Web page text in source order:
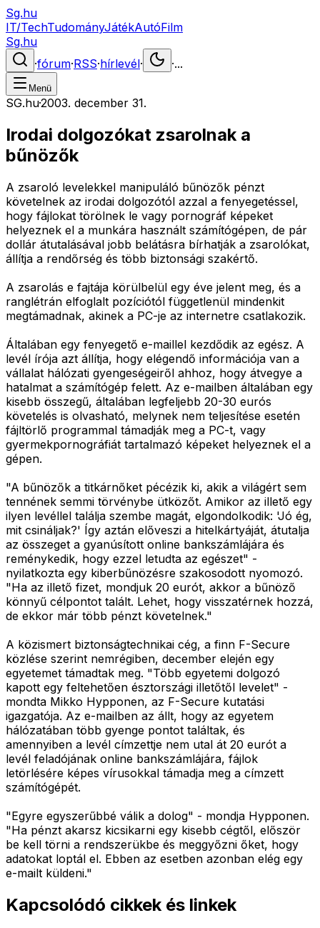
Sg.hu
IT/TechTudományJátékAutóFilm
Sg.hu
·fórum·RSS·hírlevél· ·...
Menü
SG.hu·2003. december 31.
Irodai dolgozókat zsarolnak a
bűnözők
A zsaroló levelekkel manipuláló bűnözők pénzt
követelnek az irodai dolgozótól azzal a fenyegetéssel,
hogy fájlokat törölnek le vagy pornográf képeket
helyeznek el a munkára használt számítógépen, de pár
dollár átutalásával jobb belátásra bírhatják a zsarolókat,
állítja a rendőrség és több biztonsági szakértő.
A zsarolás e fajtája körülbelül egy éve jelent meg, és a
ranglétrán elfoglalt pozíciótól függetlenül mindenkit
megtámadnak, akinek a PC-je az internetre csatlakozik.
Általában egy fenyegető e-maillel kezdődik az egész. A
levél írója azt állítja, hogy elégendő információja van a
vállalat hálózati gyengeségeiről ahhoz, hogy átvegye a
hatalmat a számítógép felett. Az e-mailben általában egy
kisebb összegű, általában legfeljebb 20-30 eurós
követelés is olvasható, melynek nem teljesítése esetén
fájltörlő programmal támadják meg a PC-t, vagy
gyermekpornográfiát tartalmazó képeket helyeznek el a
gépen.
"A bűnözők a titkárnőket pécézik ki, akik a világért sem
tennének semmi törvénybe ütközőt. Amikor az illető egy
ilyen levéllel találja szembe magát, elgondolkodik: 'Jó ég,
mit csináljak?' Így aztán előveszi a hitelkártyáját, átutalja
az összeget a gyanúsított online bankszámlájára és
reménykedik, hogy ezzel letudta az egészet" -
nyilatkozta egy kiberbűnözésre szakosodott nyomozó.
"Ha az illető fizet, mondjuk 20 eurót, akkor a bűnöző
könnyű célpontot talált. Lehet, hogy visszatérnek hozzá,
de ekkor már több pénzt követelnek."
A közismert biztonságtechnikai cég, a finn F-Secure
közlése szerint nemrégiben, december elején egy
egyetemet támadtak meg. "Több egyetemi dolgozó
kapott egy feltehetően észtországi illetőtől levelet" -
mondta Mikko Hypponen, az F-Secure kutatási
igazgatója. Az e-mailben az állt, hogy az egyetem
hálózatában több gyenge pontot találtak, és
amennyiben a levél címzettje nem utal át 20 eurót a
levél feladójának online bankszámlájára, fájlok
letörlésére képes vírusokkal támadja meg a címzett
számítógépét.
"Egyre egyszerűbbé válik a dolog" - mondja Hypponen.
"Ha pénzt akarsz kicsikarni egy kisebb cégtől, először
be kell törni a rendszerükbe és meggyőzni őket, hogy
adatokat loptál el. Ebben az esetben azonban elég egy
e-mailt küldeni."
Kapcsolódó cikkek és linkek